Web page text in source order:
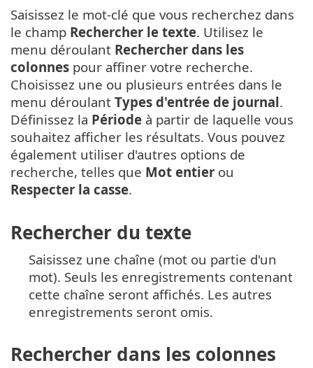
Saisissez le mot-clé que vous recherchez dans
le champ Rechercher le texte. Utilisez le
menu déroulant Rechercher dans les
colonnes pour affiner votre recherche.
Choisissez une ou plusieurs entrées dans le
menu déroulant Types d'entrée de journal.
Définissez la Période à partir de laquelle vous
souhaitez afficher les résultats. Vous pouvez
également utiliser d'autres options de
recherche, telles que Mot entier ou
Respecter la casse.
Rechercher du texte
Saisissez une chaîne (mot ou partie d'un
mot). Seuls les enregistrements contenant
cette chaîne seront affichés. Les autres
enregistrements seront omis.
Rechercher dans les colonnes